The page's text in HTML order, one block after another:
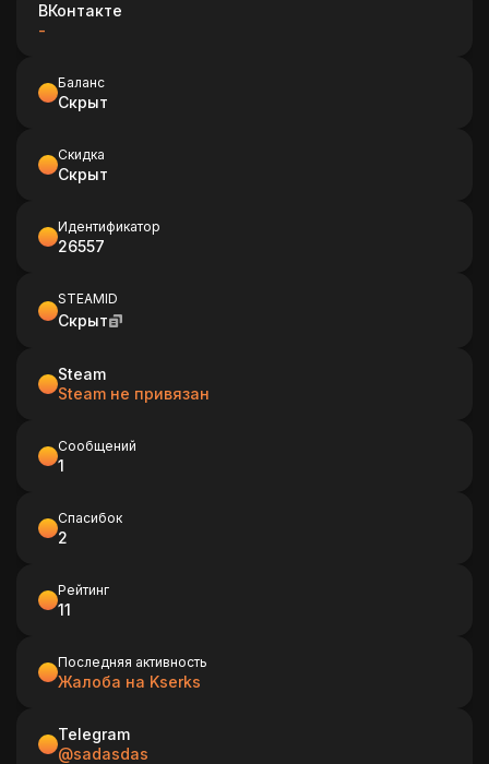
ВКонтакте
-
Баланс
Скрыт
Скидка
Скрыт
Идентификатор
26557
STEAMID
Скрыт
Steam
Steam не привязан
Сообщений
1
Спасибок
2
Рейтинг
11
Последняя активность
Жалоба на Kserks
Telegram
@sadasdas